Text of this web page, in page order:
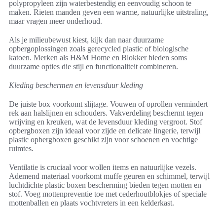
polypropyleen zijn waterbestendig en eenvoudig schoon te
maken. Rieten manden geven een warme, natuurlijke uitstraling,
maar vragen meer onderhoud.
Als je milieubewust kiest, kijk dan naar duurzame
opbergoplossingen zoals gerecycled plastic of biologische
katoen. Merken als H&M Home en Blokker bieden soms
duurzame opties die stijl en functionaliteit combineren.
Kleding beschermen en levensduur kleding
De juiste box voorkomt slijtage. Vouwen of oprollen vermindert
rek aan halslijnen en schouders. Vakverdeling beschermt tegen
wrijving en kreuken, wat de levensduur kleding vergroot. Stof
opbergboxen zijn ideaal voor zijde en delicate lingerie, terwijl
plastic opbergboxen geschikt zijn voor schoenen en vochtige
ruimtes.
Ventilatie is cruciaal voor wollen items en natuurlijke vezels.
Ademend materiaal voorkomt muffe geuren en schimmel, terwijl
luchtdichte plastic boxen bescherming bieden tegen motten en
stof. Voeg mottenpreventie toe met cederhoutblokjes of speciale
mottenballen en plaats vochtvreters in een kelderkast.